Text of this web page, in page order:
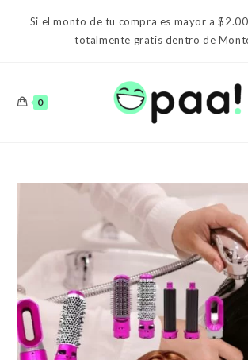
Si el monto de tu compra es mayor a
totalmente gratis dentro de
0